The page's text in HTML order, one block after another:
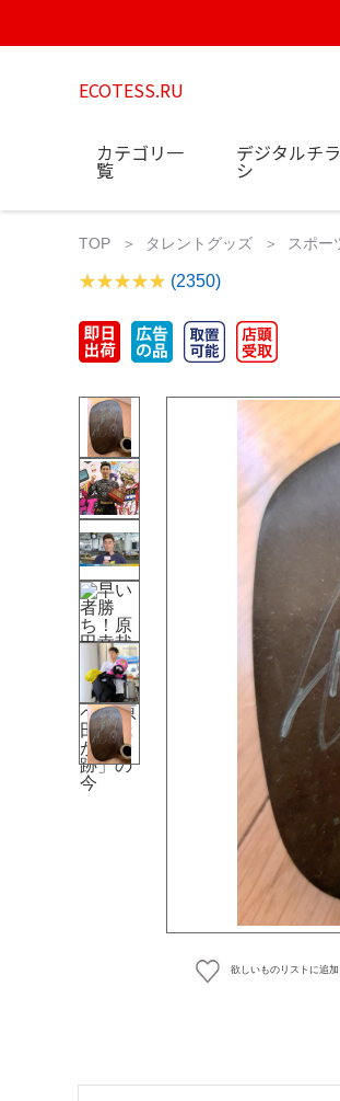
ECOTESS.RU
カテゴリ一
覧
デジタルチラ
シ
TOP タレントグッズ スポー
(2350)
欲しいものリストに追加